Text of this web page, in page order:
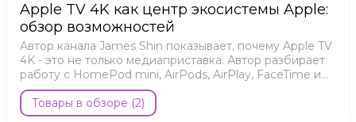
Apple TV 4K как центр экосистемы Apple:
обзор возможностей
Автор канала James Shin показывает, почему Apple TV
4K - это не только медиаприставка. Автор разбирает
работу с HomePod mini, AirPods, AirPlay, FaceTime и
Apple Arcade.
Товары в обзоре (2)